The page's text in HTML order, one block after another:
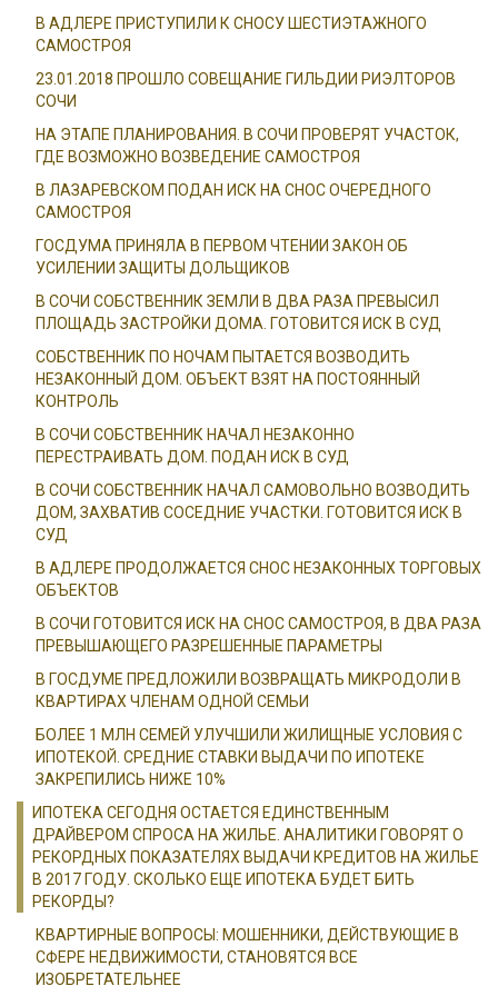
В АДЛЕРЕ ПРИСТУПИЛИ К СНОСУ ШЕСТИЭТАЖНОГО
САМОСТРОЯ
23.01.2018 ПРОШЛО СОВЕЩАНИЕ ГИЛЬДИИ РИЭЛТОРОВ
СОЧИ
НА ЭТАПЕ ПЛАНИРОВАНИЯ. В СОЧИ ПРОВЕРЯТ УЧАСТОК,
ГДЕ ВОЗМОЖНО ВОЗВЕДЕНИЕ САМОСТРОЯ
В ЛАЗАРЕВСКОМ ПОДАН ИСК НА СНОС ОЧЕРЕДНОГО
САМОСТРОЯ
ГОСДУМА ПРИНЯЛА В ПЕРВОМ ЧТЕНИИ ЗАКОН ОБ
УСИЛЕНИИ ЗАЩИТЫ ДОЛЬЩИКОВ
В СОЧИ СОБСТВЕННИК ЗЕМЛИ В ДВА РАЗА ПРЕВЫСИЛ
ПЛОЩАДЬ ЗАСТРОЙКИ ДОМА. ГОТОВИТСЯ ИСК В СУД
СОБСТВЕННИК ПО НОЧАМ ПЫТАЕТСЯ ВОЗВОДИТЬ
НЕЗАКОННЫЙ ДОМ. ОБЪЕКТ ВЗЯТ НА ПОСТОЯННЫЙ
КОНТРОЛЬ
В СОЧИ СОБСТВЕННИК НАЧАЛ НЕЗАКОННО
ПЕРЕСТРАИВАТЬ ДОМ. ПОДАН ИСК В СУД
В СОЧИ СОБСТВЕННИК НАЧАЛ САМОВОЛЬНО ВОЗВОДИТЬ
ДОМ, ЗАХВАТИВ СОСЕДНИЕ УЧАСТКИ. ГОТОВИТСЯ ИСК В
СУД
В АДЛЕРЕ ПРОДОЛЖАЕТСЯ СНОС НЕЗАКОННЫХ ТОРГОВЫХ
ОБЪЕКТОВ
В СОЧИ ГОТОВИТСЯ ИСК НА СНОС САМОСТРОЯ, В ДВА РАЗА
ПРЕВЫШАЮЩЕГО РАЗРЕШЕННЫЕ ПАРАМЕТРЫ
В ГОСДУМЕ ПРЕДЛОЖИЛИ ВОЗВРАЩАТЬ МИКРОДОЛИ В
КВАРТИРАХ ЧЛЕНАМ ОДНОЙ СЕМЬИ
БОЛЕЕ 1 МЛН СЕМЕЙ УЛУЧШИЛИ ЖИЛИЩНЫЕ УСЛОВИЯ С
ИПОТЕКОЙ. СРЕДНИЕ СТАВКИ ВЫДАЧИ ПО ИПОТЕКЕ
ЗАКРЕПИЛИСЬ НИЖЕ 10%
ИПОТЕКА СЕГОДНЯ ОСТАЕТСЯ ЕДИНСТВЕННЫМ
ДРАЙВЕРОМ СПРОСА НА ЖИЛЬЕ. АНАЛИТИКИ ГОВОРЯТ О
РЕКОРДНЫХ ПОКАЗАТЕЛЯХ ВЫДАЧИ КРЕДИТОВ НА ЖИЛЬЕ
В 2017 ГОДУ. СКОЛЬКО ЕЩЕ ИПОТЕКА БУДЕТ БИТЬ
РЕКОРДЫ?
КВАРТИРНЫЕ ВОПРОСЫ: МОШЕННИКИ, ДЕЙСТВУЮЩИЕ В
СФЕРЕ НЕДВИЖИМОСТИ, СТАНОВЯТСЯ ВСЕ
ИЗОБРЕТАТЕЛЬНЕЕ